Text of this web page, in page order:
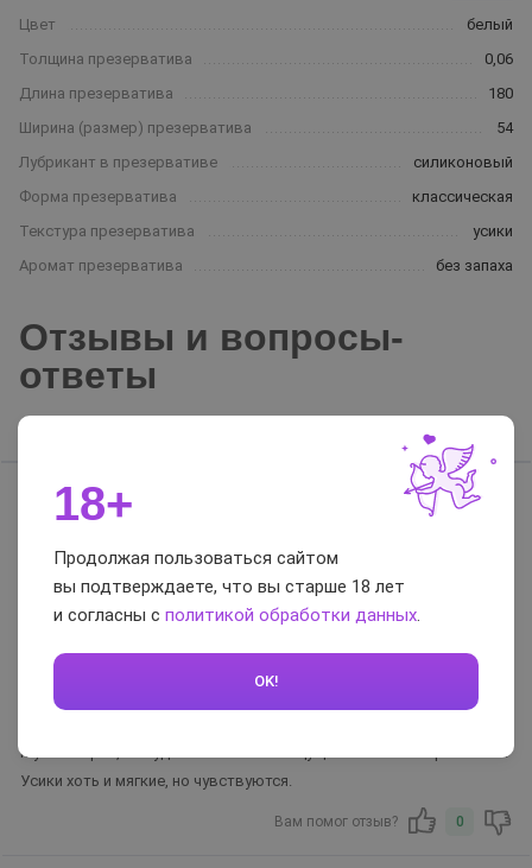
Цвет
белый
Толщина презерватива
0,06
Длина презерватива
180
Ширина (размер) презерватива
54
Лубрикант в презервативе
силиконовый
Форма презерватива
классическая
Текстура презерватива
усики
Аромат презерватива
без запаха
Отзывы и вопросы-
ответы
Достоинства:
Муж говорит, что удобные. Мне так ощущения очень понравились.
Усики хоть и мягкие, но чувствуются.
Вам помог отзыв? 0
18+
Продолжая пользоваться сайтом
вы подтверждаете, что вы старше 18 лет
и согласны с политикой обработки данных.
OK!